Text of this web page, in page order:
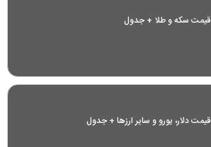
قیمت سکه و طلا + جدول
قیمت دلار، یورو و سایر ارز‌ها + جدول